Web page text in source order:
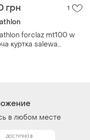
грн 1
forclaz mt100 w
куртка salewa
в любом месте